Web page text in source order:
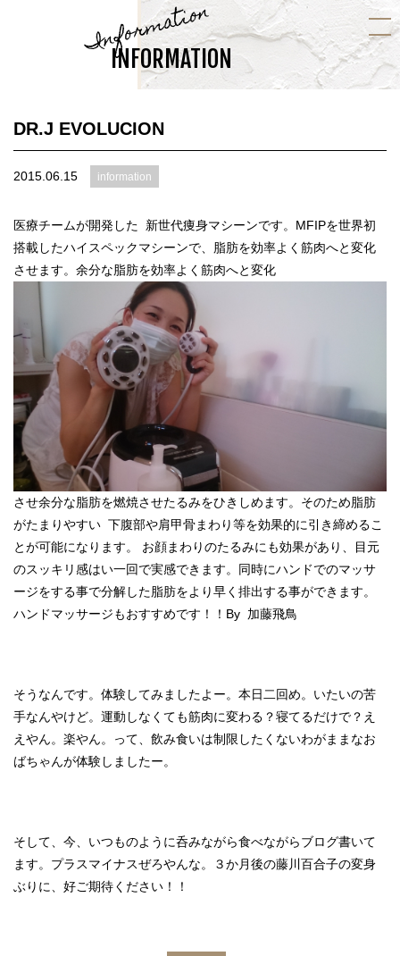
Information
INFORMATION
DR.J EVOLUCION
2015.06.15 information
医療チームが開発した 新世代痩身マシーンです。MFIPを世界初
搭載したハイスペックマシーンで、脂肪を効率よく筋肉へと変化
させます。余分な脂肪を効率よく筋肉へと変化
させ余分な脂肪を燃焼させたるみをひきしめます。そのため脂肪
がたまりやすい 下腹部や肩甲骨まわり等を効果的に引き締めるこ
とが可能になります。 お顔まわりのたるみにも効果があり、目元
のスッキリ感はい一回で実感できます。同時にハンドでのマッサ
ージをする事で分解した脂肪をより早く排出する事ができます。
ハンドマッサージもおすすめです！！By 加藤飛鳥
そうなんです。体験してみましたよー。本日二回め。いたいの苦
手なんやけど。運動しなくても筋肉に変わる？寝てるだけで？え
えやん。楽やん。って、飲み食いは制限したくないわがままなお
ばちゃんが体験しましたー。
そして、今、いつものように呑みながら食べながらブログ書いて
ます。プラスマイナスぜろやんな。３か月後の藤川百合子の変身
ぶりに、好ご期待ください！！